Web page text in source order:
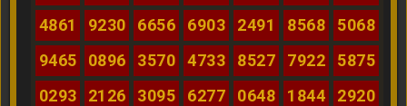
4861
9230 6656 6903 2491 8568
5068
9465
0896 3570 4733 8527 7922
5875
0293
2126 3095 6277 0648 1844
2920